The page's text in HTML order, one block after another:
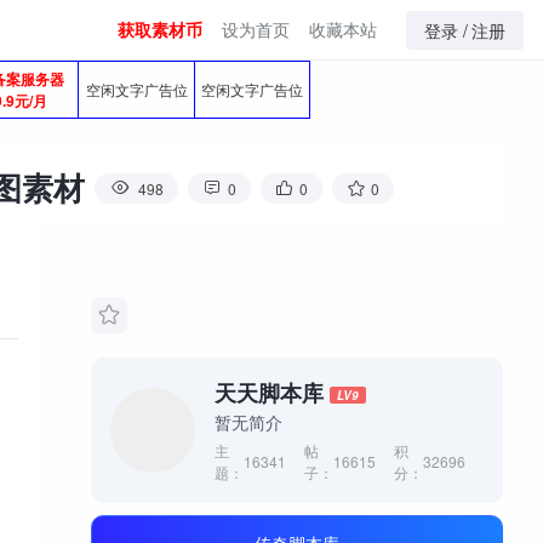
获取素材币 设为首页 收藏本站 登录 /注册
案服务器
元/月
空闲文字广告位 空闲文字广告位
素材 498 0 0 0
天天脚本库 LV9
暂无简介
主
题：
16341
帖
子：
16615
积
分：
32696